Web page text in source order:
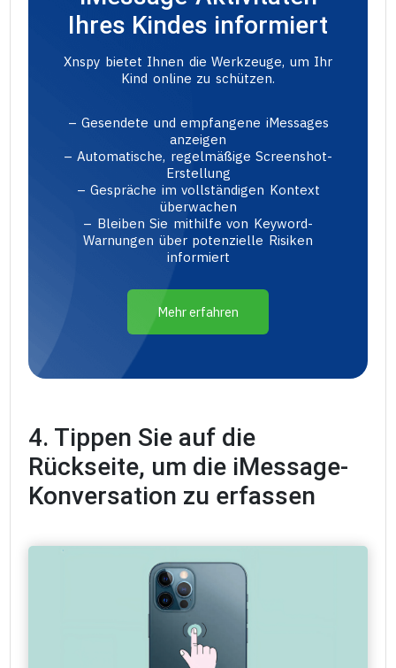
Ihres Kindes informiert
Xnspy bietet Ihnen die Werkzeuge, um Ihr
Kind online zu schützen.
– Gesendete und empfangene iMessages
anzeigen
– Automatische, regelmäßige Screenshot-
Erstellung
– Gespräche im vollständigen Kontext
überwachen
– Bleiben Sie mithilfe von Keyword-
Warnungen über potenzielle Risiken
informiert
Mehr erfahren
4. Tippen Sie auf die
Rückseite, um die iMessage-
Konversation zu erfassen